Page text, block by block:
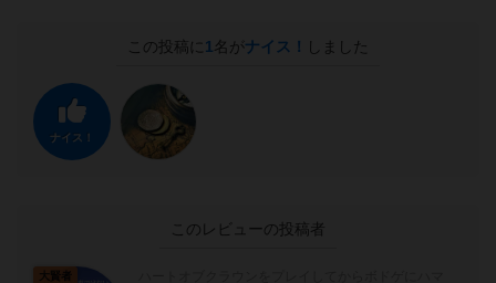
この投稿に 1 名がナイス！ しました
ナイス！
このレビューの投稿者
大賢者